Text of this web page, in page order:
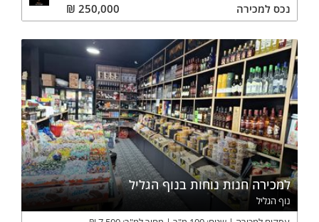
נכס למכירה 250,000
₪
למכירה חנות נוחות בנוף הגליל
נוף הגליל